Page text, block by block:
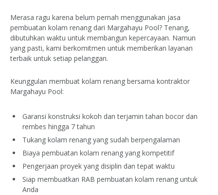
Merasa ragu karena belum pernah menggunakan jasa
pembuatan kolam renang dari Margahayu Pool? Tenang,
dibutuhkan waktu untuk membangun kepercayaan. Namun
yang pasti, kami berkomitmen untuk memberikan layanan
terbaik untuk setiap pelanggan.
Keunggulan membuat kolam renang bersama kontraktor
Margahayu Pool:
Garansi konstruksi kokoh dan terjamin tahan bocor dan
rembes hingga 7 tahun
Tukang kolam renang yang sudah berpengalaman
Biaya pembuatan kolam renang yang kompetitif
Pengerjaan proyek yang disiplin dan tepat waktu
Siap membuatkan RAB pembuatan kolam renang untuk
Anda